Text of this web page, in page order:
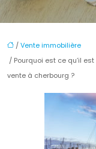
/Vente immobilière
/ Pourquoi est ce qu’il
vente à cherbourg ?